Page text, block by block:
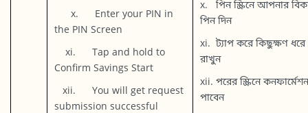
x. Enter your PIN in
the PIN Screen
xi. Tap and hold to
Confirm Savings Start
xii. You will get request
submission successful
x. পিন স্ক্রিনে আপনার
পিন দিন
xi. ট্যাপ করে কিছুক্ষণ ধরে
রাখুন
xii. পরের স্ক্রিনে কনফার্মেশন
পাবেন